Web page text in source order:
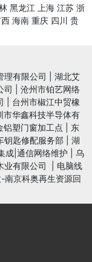
黑龙江 上海 江苏 浙
西 海南 重庆 四川 贵
理有限公司
湖北艾
司
沧州市铂艺网络
台州市椒江中贸橡
市华鑫科技半导体有
铝塑门窗加工点
东
钥匙修配服务部
湖
成|通信网络维护
乌
业有限公司
电脑线
南京科奥再生资源回